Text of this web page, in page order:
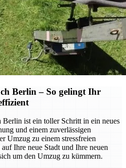
Berlin – So gelingt Ihr
ist ein toller Schritt in ein neues
und einem zuverlässigen
Umzug zu einem stressfreien
Ihre neue Stadt und Ihre neuen
um den Umzug zu kümmern.